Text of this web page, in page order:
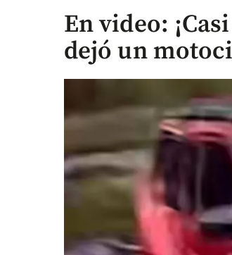
En video:
dejó un